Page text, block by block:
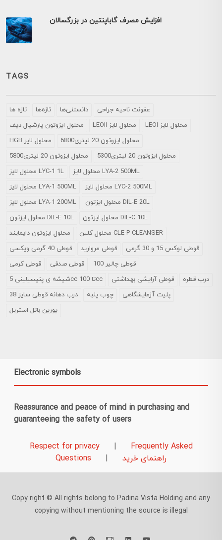
افزایش مصرف گاباپنتین در بزرگسالان
TAGS
تازه ها تازه‌ها دانستنی‌ها
عفونت ناحیه جراحی
محلول ايزوتون پارشيال ديف
LEOII محلول لایز
LEOI محلول لایز
HGB محلول لایز
محلول ایزوتون 20 لیتری6800
محلول ایزوتون 20 لیتری5800
محلول ایزوتون 20 لیتری5300
محلول لایز LYC-1 1L
محلول لایز LYA-2 500ML
محلول لایز LYA-1 500ML
محلول لایز LYC-2 500ML
محلول لایز LYA-1 200ML
محلول ایزتون DIL-E 20L
محلول ایزتون DIL-E 10L
محلول ایزتون DIL-C 10L
محلول ایزوتون دایمایند
محلول کلین CLE-P CLEANSER
قوطی 40 گرمی ویکسی
قوطی مروارید
قوطی لوکس 15 و 30 گرمی
قوطی کرمی
قوطی صدفی
قوطی چالیر 100
شیشه ی پنیسیلینی 5cc تا 100cc
قوطی آرایشی بهداشتی
درب قطره
درب دهانه قوطی سایز 38
چوب پنبه
پلیت آزمایشگاهی
یورین باتل استریل
Electronic symbols
Reassurance and peace of mind in purchasing and
guaranteeing the safety of users
Respect for privacy
Frequently Asked
Questions
راهنمای خرید
Copy right © All rights belong to Padina Vista Holding and any
copying without mentioning the source is illegal